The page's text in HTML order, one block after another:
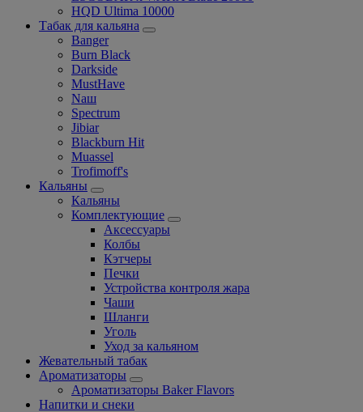
HQD Ultima 10000
Табак для кальяна
Banger
Burn Black
Darkside
MustHave
Nаш
Spectrum
Jibiar
Blackburn Hit
Muassel
Trofimoff's
Кальяны
Кальяны
Комплектующие
Аксессуары
Колбы
Кэтчеры
Печки
Устройства контроля жара
Чаши
Шланги
Уголь
Уход за кальяном
Жевательный табак
Ароматизаторы
Ароматизаторы Baker Flavors
Напитки и снеки